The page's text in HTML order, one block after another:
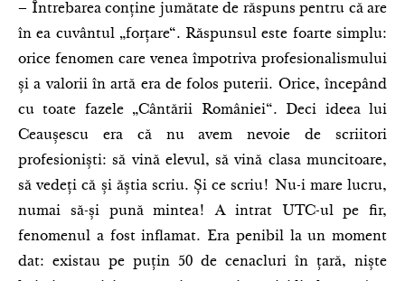
– Întrebarea conține jumătate de răspuns pentru că are
în ea cuvântul „forțare“. Răspunsul este foarte simplu:
orice fenomen care venea împotriva profesionalismului
și a valorii în artă era de folos puterii. Orice, începând
cu toate fazele „Cântării României“. Deci ideea lui
Ceaușescu era că nu avem nevoie de scriitori
profesioniști: să vină elevul, să vină clasa muncitoare,
să vedeți că și ăștia scriu. Și ce scriu! Nu-i mare lucru,
numai să-și pună mintea! A intrat UTC-ul pe fir,
fenomenul a fost inflamat. Era penibil la un moment
dat: existau pe puțin 50 de cenacluri în țară, niște